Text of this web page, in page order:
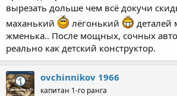
вырезать дольше чем всё докучи
маханький
лёгонький
деталей
жменька.. После мощных, сочных
реально как детский конструктор.
ovchinnikov 1966
капитан 1-го ранга